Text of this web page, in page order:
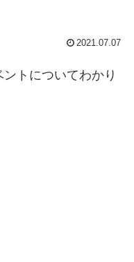
2021.07.07
トについてわかり